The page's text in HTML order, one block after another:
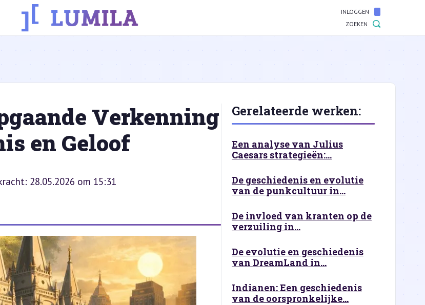
INLOGGEN
ZOEKEN
Verkenning
en Geloof
28.05.2026 om 15:31
Gerelateerde werken:
Een analyse van Julius
Caesars strategieën:...
De geschiedenis en evolutie
van de punkcultuur in...
De invloed van kranten op de
verzuiling in...
De evolutie en geschiedenis
van DreamLand in...
Indianen: Een geschiedenis
van de oorspronkelijke...